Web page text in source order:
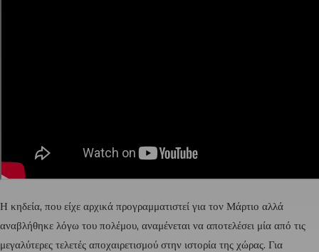
Η κηδεία, που είχε αρχικά προγραμματιστεί για τον Μάρτιο αλλά
αναβλήθηκε λόγω του πολέμου, αναμένεται να αποτελέσει μία από τις
μεγαλύτερες τελετές αποχαιρετισμού στην ιστορία της χώρας. Για